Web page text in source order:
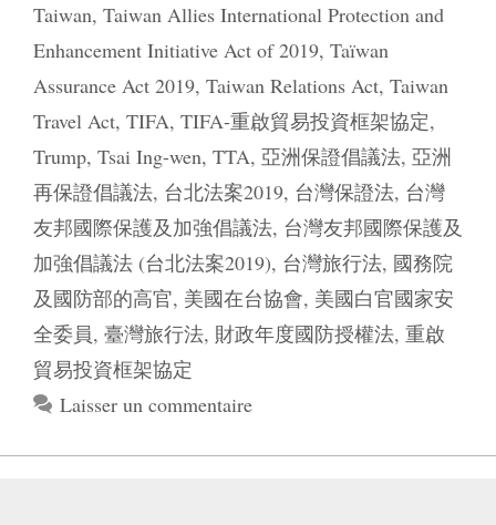
Taiwan, Taiwan Allies International Protection and
Enhancement Initiative Act of 2019, Taïwan
Assurance Act 2019, Taiwan Relations Act, Taiwan
Travel Act, TIFA, TIFA-重啟貿易投資框架協定,
Trump, Tsai Ing-wen, TTA, 亞洲保證倡議法, 亞洲
再保證倡議法, 台北法案2019, 台灣保證法, 台灣
友邦國際保護及加強倡議法, 台灣友邦國際保護及
加強倡議法 (台北法案2019), 台灣旅行法, 國務院
及國防部的高官, 美國在台協會, 美國白官國家安
全委員, 臺灣旅行法, 財政年度國防授權法, 重啟
貿易投資框架協定
Laisser un commentaire